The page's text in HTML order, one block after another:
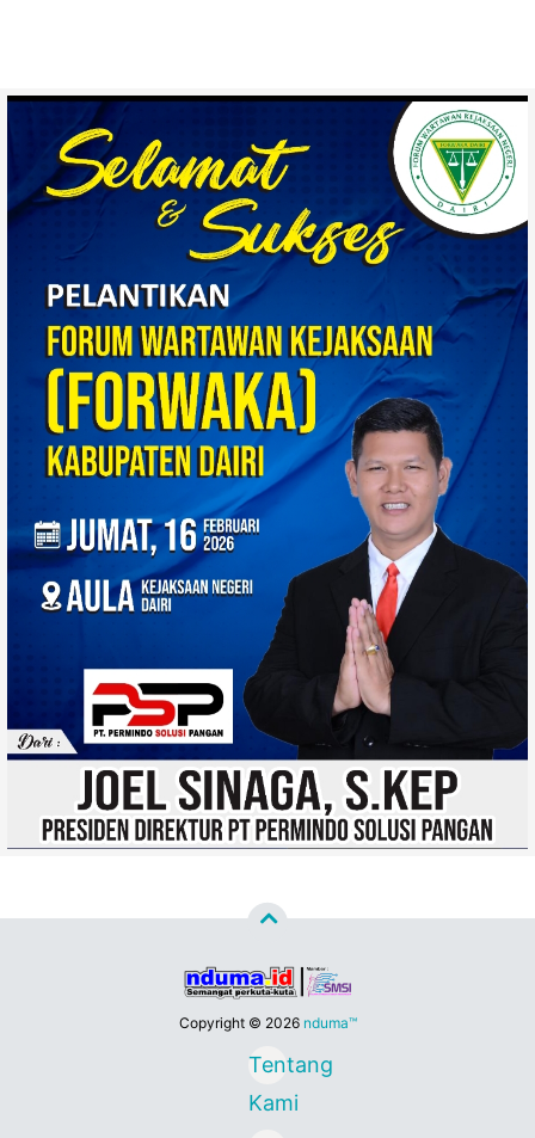
Copyright © 2026 nduma™
Tentang
Kami